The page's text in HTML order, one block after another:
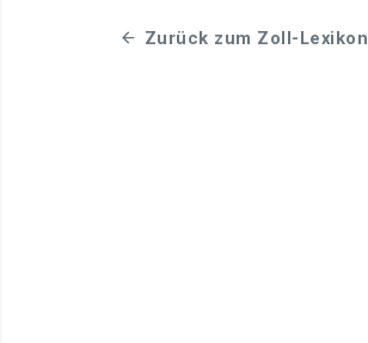
Zurück zum Zoll-Lexikon